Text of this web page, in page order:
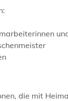
die mit